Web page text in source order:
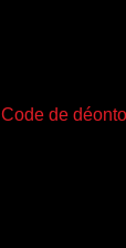
Code de